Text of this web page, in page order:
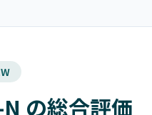
の総合評価